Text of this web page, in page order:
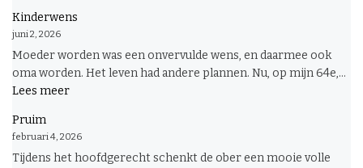
Kinderwens
juni 2, 2026
Moeder worden was een onvervulde wens, en daarmee ook
oma worden. Het leven had andere plannen. Nu, op mijn 64e,...
Lees meer:
Pruim
februari 4, 2026
Tijdens het hoofdgerecht schenkt de ober een mooie volle